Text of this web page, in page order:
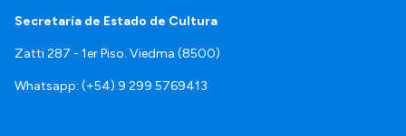
Secretaría de Estado de Cultura
Zatti 287 - 1er Piso. Viedma (8500)
Whatsapp: (+54) 9 299 5769413